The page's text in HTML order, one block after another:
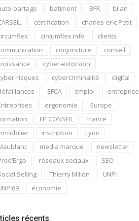
partage batiment BFR
bilan
certification
charles-eric Petit
circumflex.info
clients
conjoncture
conseil
cyber-extorsion
risques
cybercriminalité
digital
EFCA emploi
entreprise
ergonomie
Europe
FP CONSEIL
France
inscription
Lyon
media marque
newsletter
réseaux sociaux
SEO
Selling
Thierry Millon
UNPI
économie
récents